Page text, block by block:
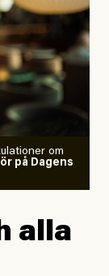
om
på Dagens
alla